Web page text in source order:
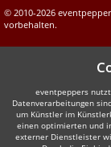
© 2010-2026
vorbehalten.
eventpeppers
Datenverarbeitungen
um Künstler im
einen optimierten und
externer Dienstleister